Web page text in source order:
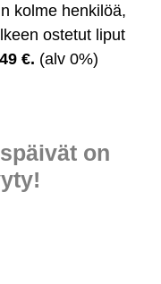
kolme henkilöä,
ostetut liput
€. (alv 0%)
on